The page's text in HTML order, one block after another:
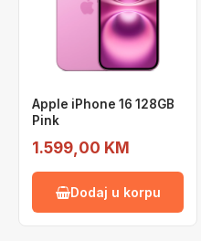
Apple iPhone 16 128GB
Pink
1.599,00 KM
Dodaj u korpu